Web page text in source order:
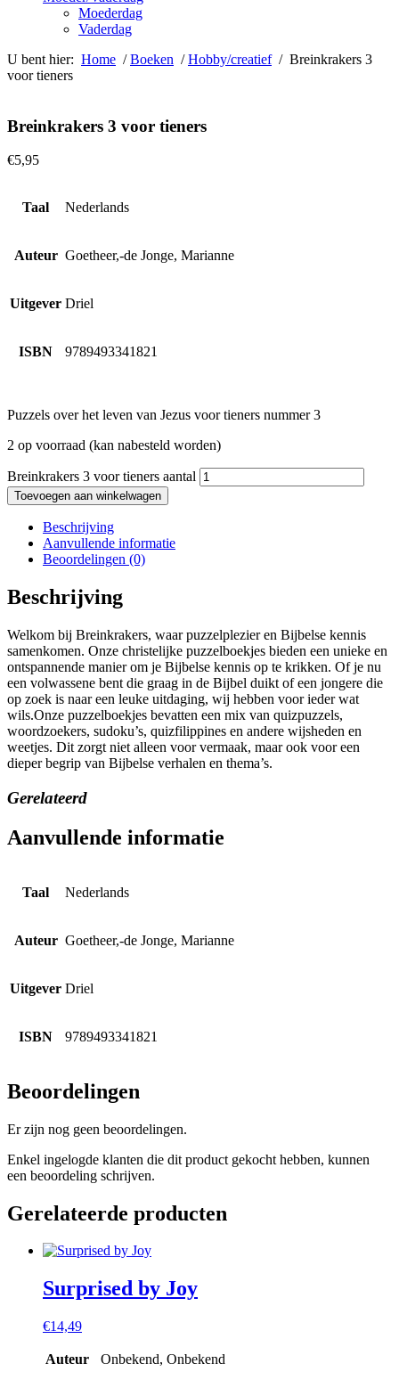
Moederdag
Vaderdag
U bent hier: Home /Boeken /Hobby/creatief/ Breinkrakers 3
voor tieners
Breinkrakers 3 voor tieners
€5,95
Taal Nederlands
Auteur Goetheer,-de Jonge, Marianne
Uitgever Driel
ISBN 9789493341821
Puzzels over het leven van Jezus voor tieners nummer 3
2 op voorraad (kan nabesteld worden)
Breinkrakers 3 voor tieners aantal
Toevoegen aan winkelwagen
Beschrijving
Aanvullende informatie
Beoordelingen (0)
Beschrijving
Welkom bij Breinkrakers, waar puzzelplezier en Bijbelse kennis
samenkomen. Onze christelijke puzzelboekjes bieden een unieke en
ontspannende manier om je Bijbelse kennis op te krikken. Of je nu
een volwassene bent die graag in de Bijbel duikt of een jongere die
op zoek is naar een leuke uitdaging, wij hebben voor ieder wat
wils.Onze puzzelboekjes bevatten een mix van quizpuzzels,
woordzoekers, sudoku’s, quizfilippines en andere wijsheden en
weetjes. Dit zorgt niet alleen voor vermaak, maar ook voor een
dieper begrip van Bijbelse verhalen en thema’s.
Gerelateerd
Aanvullende informatie
Taal Nederlands
Auteur Goetheer,-de Jonge, Marianne
Uitgever Driel
ISBN 9789493341821
Beoordelingen
Er zijn nog geen beoordelingen.
Enkel ingelogde klanten die dit product gekocht hebben, kunnen
een beoordeling schrijven.
Gerelateerde producten
Surprised by Joy
€14,49
Auteur Onbekend, Onbekend